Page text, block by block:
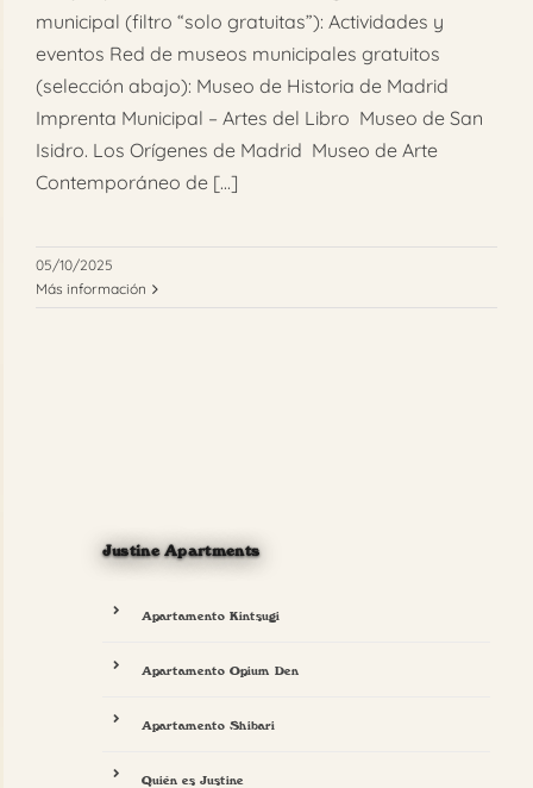
municipal (filtro “solo gratuitas”): Actividades y
eventos Red de museos municipales gratuitos
(selección abajo): Museo de Historia de Madrid
Imprenta Municipal – Artes del Libro Museo de San
Isidro. Los Orígenes de Madrid Museo de Arte
Contemporáneo de [...]
05/10/2025
Más información
Justine Apartments
Apartamento Kintsugi
Apartamento Opium Den
Apartamento Shibari
Quién es Justine